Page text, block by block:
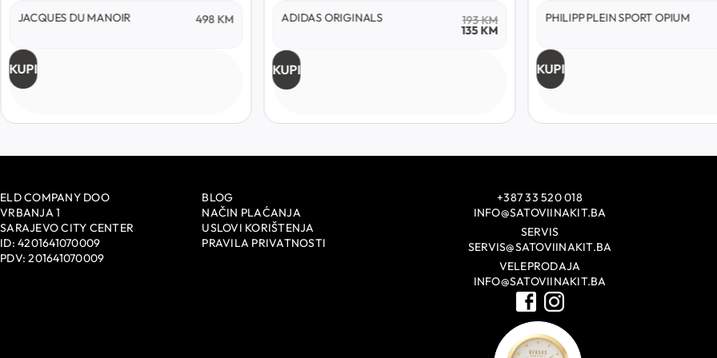
JACQUES DU MANOIR 498 KM
KUPI
ADIDAS ORIGINALS 193KM
135KM
KUPI
PHILIPP PLEIN SPORT OPIUM
KUPI
ELD COMPANY DOO
VRBANJA 1
SARAJEVO CITY CENTER
ID: 4201641070009
PDV: 201641070009
BLOG
NAČIN PLAĆANJA
USLOVI KORIŠTENJA
PRAVILA PRIVATNOSTI
+387 33 520 018
INFO@SATOVIINAKIT.BA
SERVIS
SERVIS@SATOVIINAKIT.BA
VELEPRODAJA
INFO@SATOVIINAKIT.BA